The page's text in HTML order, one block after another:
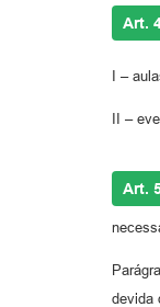
Art.
I –
II –
Art.
devida